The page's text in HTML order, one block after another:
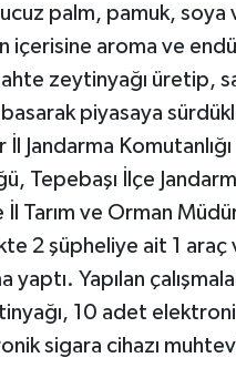
palm, pamuk, soya
içerisine aroma ve
zeytinyağı üretip,
piyasaya
İl Jandarma
Tepebaşı İlçe
İl Tarım ve Orman
2 şüpheliye ait 1 araç
yaptı. Yapılan
10 adet
sigara cihazı